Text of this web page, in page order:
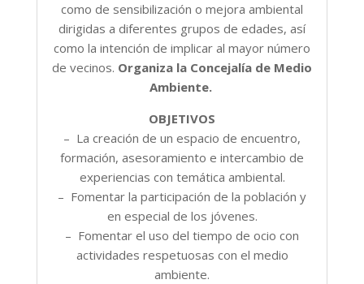
como de sensibilización o mejora ambiental
dirigidas a diferentes grupos de edades, así
como la intención de implicar al mayor número
de vecinos. Organiza la Concejalía de Medio
Ambiente.
OBJETIVOS
– La creación de un espacio de encuentro,
formación, asesoramiento e intercambio de
experiencias con temática ambiental.
– Fomentar la participación de la población y
en especial de los jóvenes.
– Fomentar el uso del tiempo de ocio con
actividades respetuosas con el medio
ambiente.